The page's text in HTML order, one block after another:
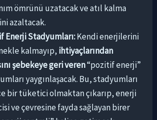
ömrünü uzatacak ve atıl kalma
azaltacak.
Enerji Stadyumları:Kendi enerjilerini
kalmayıp, ihtiyaçlarından
şebekeye geri veren“pozitif enerji”
yaygınlaşacak. Bu, stadyumları
bir tüketici olmaktan çıkarıp, enerji
ve çevresine fayda sağlayan birer